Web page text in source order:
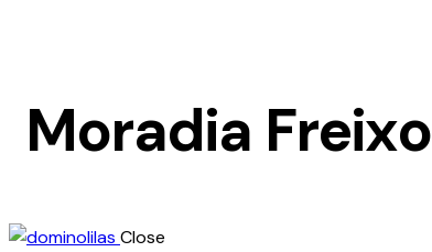
Moradia Freixo
Close